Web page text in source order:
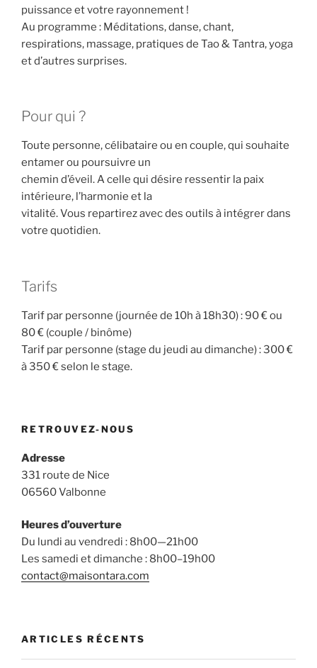
puissance et votre rayonnement !
Au programme : Méditations, danse, chant,
respirations, massage, pratiques de Tao & Tantra, yoga
et d’autres surprises.
Pour qui ?
Toute personne, célibataire ou en couple, qui souhaite
entamer ou poursuivre un
chemin d’éveil. A celle qui désire ressentir la paix
intérieure, l’harmonie et la
vitalité. Vous repartirez avec des outils à intégrer dans
votre quotidien.
Tarifs
Tarif par personne (journée de 10h à 18h30) : 90 € ou
80 € (couple / binôme)
Tarif par personne (stage du jeudi au dimanche) : 300 €
à 350 € selon le stage.
RETROUVEZ-NOUS
Adresse
331 route de Nice
06560 Valbonne
Heures d’ouverture
Du lundi au vendredi : 8h00—21h00
Les samedi et dimanche : 8h00–19h00
contact@maisontara.com
ARTICLES RÉCENTS